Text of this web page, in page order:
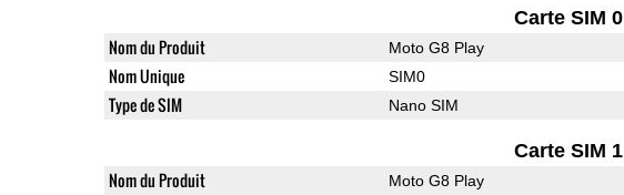
Carte SIM 0
Nom du Produit Moto G8 Play
Nom Unique SIM0
Type de SIM Nano SIM
Carte SIM 1
Nom du Produit Moto G8 Play